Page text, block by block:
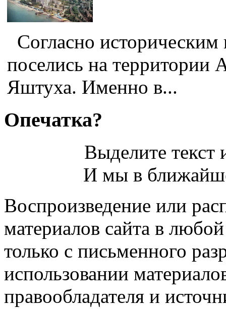
Согласно
поселись на территории
Яштуха. Именно в...
Опечатка?
Выделите
И мы в
Воспроизведение или
материалов сайта в
только с письменного
использовании
правообладателя и